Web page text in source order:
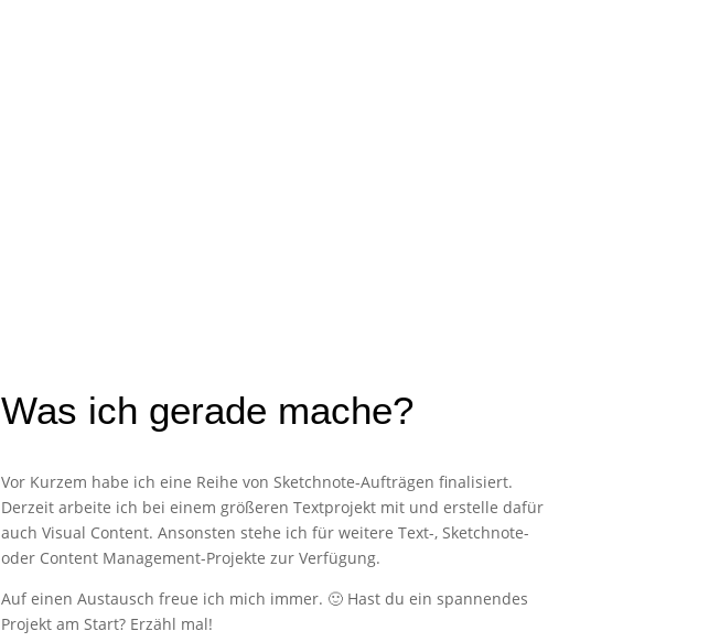
Was ich gerade mache?
Vor Kurzem habe ich eine Reihe von Sketchnote-Aufträgen finalisiert.
Derzeit arbeite ich bei einem größeren Textprojekt mit und erstelle dafür
auch Visual Content. Ansonsten stehe ich für weitere Text-, Sketchnote-
oder Content Management-Projekte zur Verfügung.
Auf einen Austausch freue ich mich immer. 🙂 Hast du ein spannendes
Projekt am Start? Erzähl mal!